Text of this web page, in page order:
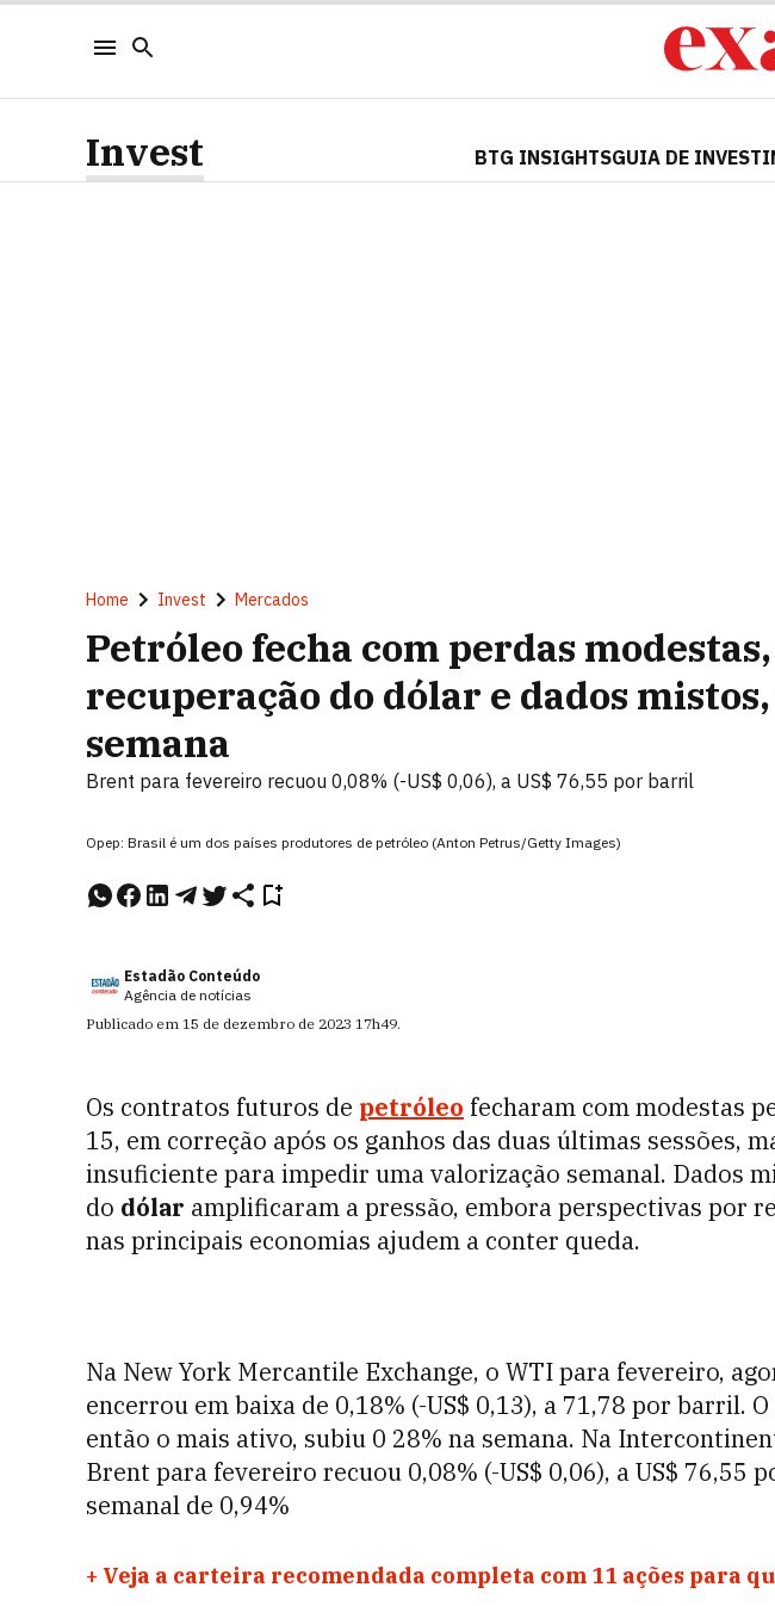
Invest BTG INSIGHTSGUIA DE
Home Invest Mercados
Petróleo fecha com perdas
recuperação do dólar e dados
semana
Brent para fevereiro recuou 0,08% (-US$ 0,06), a US$ 76,55 por barril
Opep: Brasil é um dos países produtores de petróleo (Anton Petrus/Getty Images)
Estadão Conteúdo
Agência de notícias
Publicado em 15 de dezembro de 2023 17h49.
Os contratos futuros de petróleo fecharam com modestas
15, em correção após os ganhos das duas últimas sessões,
insuficiente para impedir uma valorização semanal. Dados
do dólar amplificaram a pressão, embora perspectivas por
nas principais economias ajudem a conter queda.
Na New York Mercantile Exchange, o WTI para fevereiro,
encerrou em baixa de 0,18% (-US$ 0,13), a 71,78 por barril.
então o mais ativo, subiu 0 28% na semana. Na
Brent para fevereiro recuou 0,08% (-US$ 0,06), a US$ 76,55
semanal de 0,94%
+ Veja a carteira recomendada completa com 11 ações para